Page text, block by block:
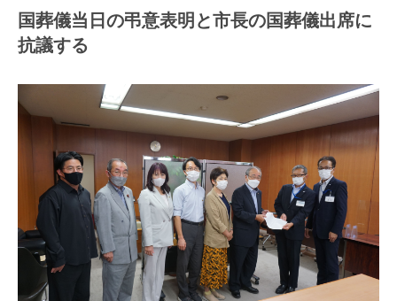
国葬儀当日の弔意表明と市長の国葬儀出席に
抗議する